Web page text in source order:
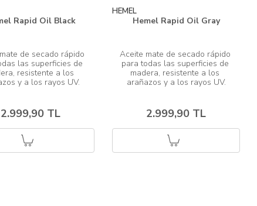
Rapid Oil Black
de secado rápido
las superficies de
resistente a los
2.999,90 TL
HEMEL
Hemel Rapid Oil Gray
Aceite mate de secado rápido
para todas las superficies de
madera, resistente a los
2.999,90 TL